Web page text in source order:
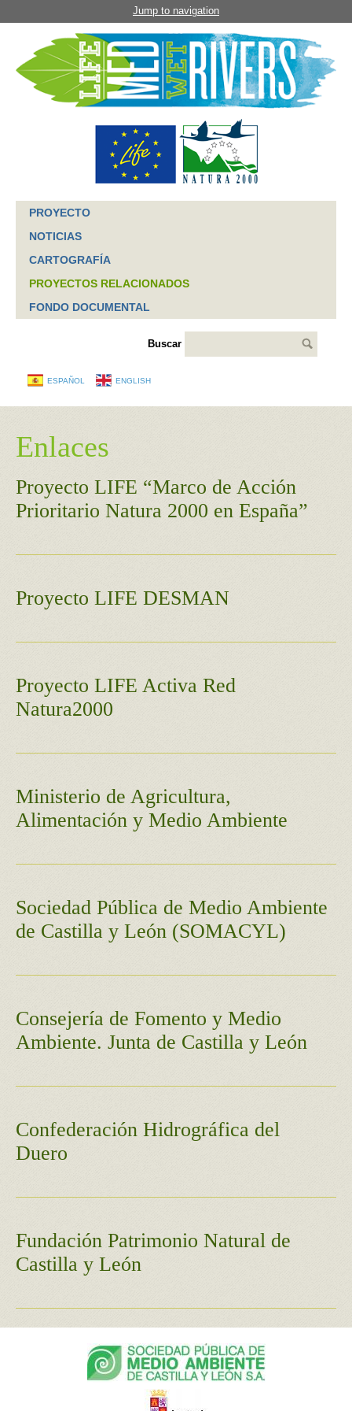
Jump to navigation
PROYECTO
NOTICIAS
CARTOGRAFÍA
PROYECTOS RELACIONADOS
FONDO DOCUMENTAL
Buscar
ESPAÑOL ENGLISH
Enlaces
Proyecto LIFE “Marco de Acción
Prioritario Natura 2000 en España”
Proyecto LIFE DESMAN
Proyecto LIFE Activa Red
Natura2000
Ministerio de Agricultura,
Alimentación y Medio Ambiente
Sociedad Pública de Medio Ambiente
de Castilla y León (SOMACYL)
Consejería de Fomento y Medio
Ambiente. Junta de Castilla y León
Confederación Hidrográfica del
Duero
Fundación Patrimonio Natural de
Castilla y León